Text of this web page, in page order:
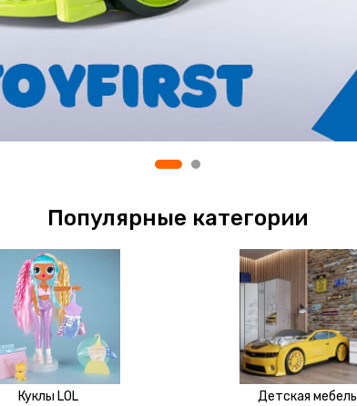
Популярные категории
Куклы LOL Детская мебель